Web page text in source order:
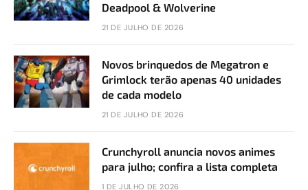
Deadpool & Wolverine
21 DE JULHO DE 2026
Novos brinquedos de Megatron e
Grimlock terão apenas 40 unidades
de cada modelo
21 DE JULHO DE 2026
Crunchyroll anuncia novos animes
para julho; confira a lista completa
1 DE JULHO DE 2026